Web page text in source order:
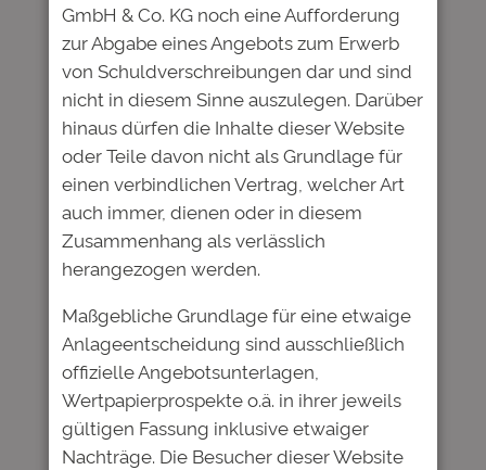
Name*
E-Mail-Adresse*
Website
Name, E-Mail-Adresse und
Website in diesem Browser für
meinen nächsten Kommentar
speichern.
GmbH & Co. KG noch eine Aufforderung
zur Abgabe eines Angebots zum Erwerb
von Schuldverschreibungen dar und sind
nicht in diesem Sinne auszulegen. Darüber
hinaus dürfen die Inhalte dieser Website
oder Teile davon nicht als Grundlage für
einen verbindlichen Vertrag, welcher Art
auch immer, dienen oder in diesem
Zusammenhang als verlässlich
herangezogen werden.
Maßgebliche Grundlage für eine etwaige
Anlageentscheidung sind ausschließlich
offizielle Angebotsunterlagen,
Wertpapierprospekte o.ä. in ihrer jeweils
gültigen Fassung inklusive etwaiger
Nachträge. Die Besucher dieser Website